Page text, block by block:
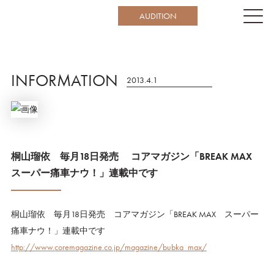
AUDITION
INFORMATION 2013.4.1
桐山瑠依 毎月18日発売 コアマガジン「BREAK MAX
スーパー痛車ナウ！」連載中です
桐山瑠依 毎月18日発売 コアマガジン「BREAK MAX スーパー
痛車ナウ！」連載中です
http://www.coremagazine.co.jp/magazine/bubka_max/